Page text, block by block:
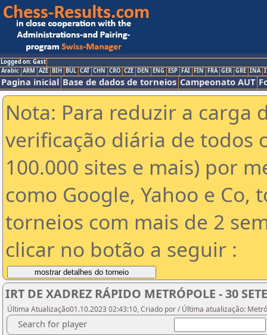
Logged on: Gast
Arabic ARM AZE BIH BUL CAT CHN CRO CZE DEN ENG ESP FAI FIN FRA GER GRE INA
Pagina inicial Base de dados de torneios Campeonato AUT
Nota: Para reduzir a carga
verificação diária de todos
100.000 sites e mais) por
como Google, Yahoo e Co,
torneios com mais de 2
clicar no botão a seguir :
IRT DE XADREZ RÁPIDO METRÓPOLE - 30
Última Atualização01.10.2023 02:43:10, Criado por / Última atualização:
Search for player